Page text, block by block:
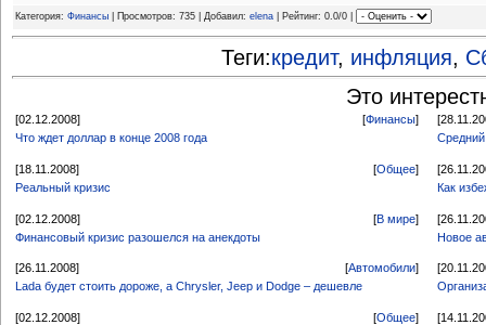
Категория: Финансы | Просмотров: 735 | Добавил: elena | Рейтинг: 0.0/0 |
Теги:кредит, инфляция,
Это
[02.12.2008] [Финансы]
Что ждет доллар в конце 2008 года
Средний
[18.11.2008] [Общее]
Реальный кризис
Как
[02.12.2008] [В мире]
Финансовый кризис разошелся на анекдоты
Новое
[26.11.2008] [Автомобили]
Lada будет стоить дороже, а Chrysler, Jeep и Dodge – дешевле
[02.12.2008] [Общее]